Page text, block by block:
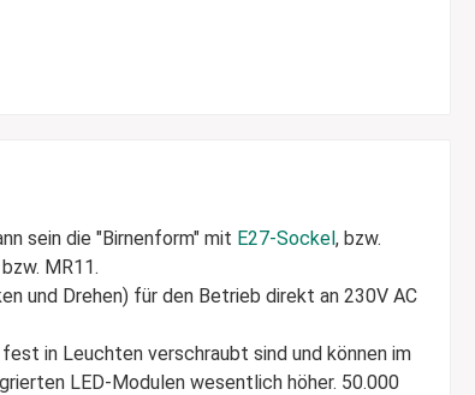
sein die "Birnenform" mit E27-Sockel, bzw.
MR11.
und Drehen) für den Betrieb direkt an 230V AC
in Leuchten verschraubt sind und können im
LED-Modulen wesentlich höher. 50.000